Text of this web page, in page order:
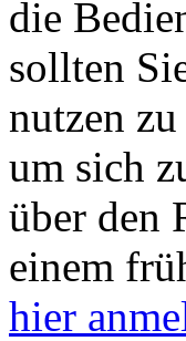
die
sollten
nutzen
um sich
über den
einem
hier